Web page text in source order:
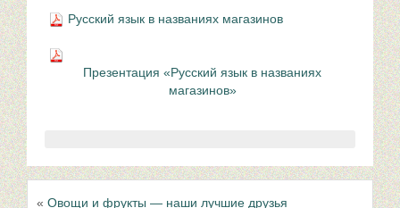
Русский язык в названиях магазинов
Презентация «Русский язык в названиях
магазинов»
« Овощи и фрукты — наши лучшие друзья